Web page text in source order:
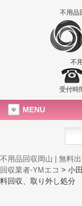
不用品
不
受付時
MENU
不用品回収岡山 | 無料
回収業者-YMエコ > 小
料回収、取り外し処分